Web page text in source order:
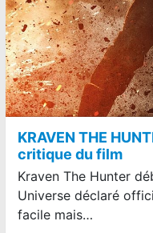
KRAVEN THE
critique du film
Kraven The Hunter
Universe déclaré
facile mais…